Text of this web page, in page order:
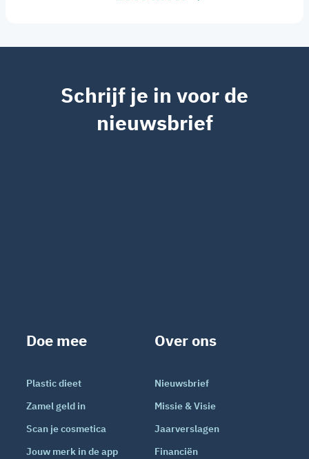
Schrijf je in voor de
nieuwsbrief
Doe mee
Plastic dieet
Zamel geld in
Scan je cosmetica
Jouw merk in de app
Over ons
Nieuwsbrief
Missie & Visie
Jaarverslagen
Financiën